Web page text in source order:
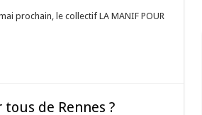
prochain, le collectif LA MANIF POUR
de Rennes ?